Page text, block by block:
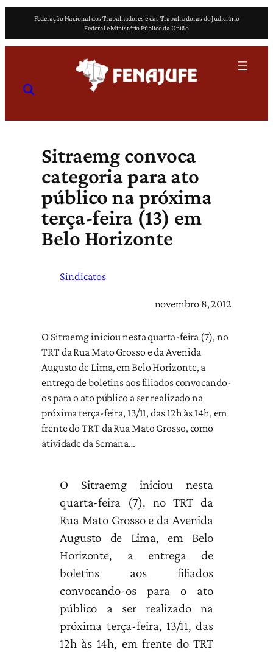
o
Federação Nacional dos Trabalhadores e das Trabalhadoras do Judiciário
Federal e Ministério Público da União
Sitraemg convoca
categoria para ato
público na próxima
terça-feira (13) em
Belo Horizonte
Sindicatos
novembro 8, 2012
O Sitraemg iniciou nesta quarta-feira (7), no
TRT da Rua Mato Grosso e da Avenida
Augusto de Lima, em Belo Horizonte, a
entrega de boletins aos filiados convocando-
os para o ato público a ser realizado na
próxima terça-feira, 13/11, das 12h às 14h, em
frente do TRT da Rua Mato Grosso, como
atividade da Semana…
O Sitraemg iniciou nesta
quarta-feira (7), no TRT da
Rua Mato Grosso e da Avenida
Augusto de Lima, em Belo
Horizonte, a entrega de
boletins aos filiados
convocando-os para o ato
público a ser realizado na
próxima terça-feira, 13/11, das
12h às 14h, em frente do TRT